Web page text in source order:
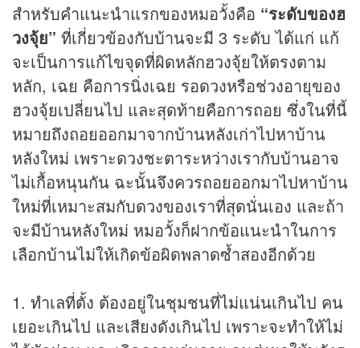
สำหรับคำแนะนำแรกของหมอวั้งคือ “ระดับของฮ
วงจุ้ย” ที่เกี่ยวข้องกับบ้านจะมี 3 ระดับ ได้แก่ แก้
จะเป็นการแก้ไขจุดที่ผิดหลักฮวงจุ้ยให้ตรงตาม
หลัก, เฉย คือการนิ่งเฉย รอดวงหรือช่วงอายุของ
ฮวงจุ้ยเปลี่ยนไป และสุดท้ายคือการถอย ซึ่งในที่นี้
หมายถึงถอยออกมาจากบ้านหลังเก่าไปหาบ้าน
หลังใหม่ เพราะดวงชะตาระหว่างเรากับบ้านอาจ
ไม่เกื้อหนุนกัน ฉะนั้นจึงควรถอยออกมาไปหาบ้าน
ใหม่ที่เหมาะสมกับดวงของเราที่สุดนั่นเอง และถ้า
จะมีบ้านหลังใหม่ หมอวั้งก็ฝากข้อแนะนำในการ
เลือกบ้านไม่ให้เกิดข้อผิดพลาดซ้ำสองอีกด้วย
1. ทำเลที่ตั้ง ต้องอยู่ในชุมชนที่ไม่แน่นเกินไป คน
เยอะเกินไป และเสียงดังเกินไป เพราะจะทำให้ไม่